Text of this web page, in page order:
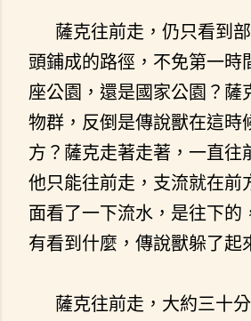
薩克往前走，仍只看到
頭鋪成的路徑，不免第一時
座公園，還是國家公園？薩
物群，反倒是傳說獸在這時
方？薩克走著走著，一直往
他只能往前走，支流就在前
面看了一下流水，是往下的
有看到什麼，傳說獸躲了起
薩克往前走，大約三十